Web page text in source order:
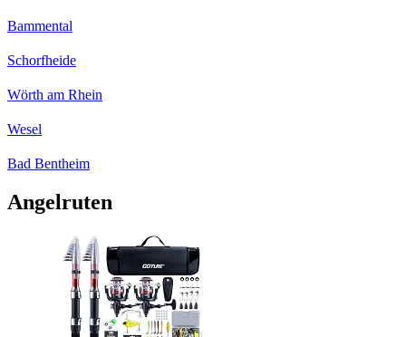
Bammental
Schorfheide
Wörth am Rhein
Wesel
Bad Bentheim
Angelruten